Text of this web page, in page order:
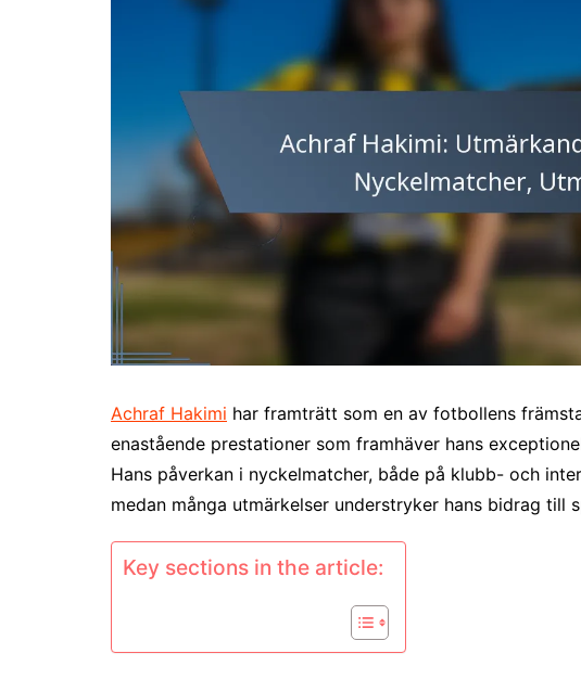
Czech (CZ)
French (FR)
English (GB)
German (CH)
Japanese
English (NZ)
Finnish (FI)
Dutch (BE)
Estonian
Achraf Hakimi har framträtt som en av fotbollens
enastående prestationer som framhäver hans
Hans påverkan i nyckelmatcher, både på klubb- och
medan många utmärkelser understryker hans bidrag till
Key sections in the article: